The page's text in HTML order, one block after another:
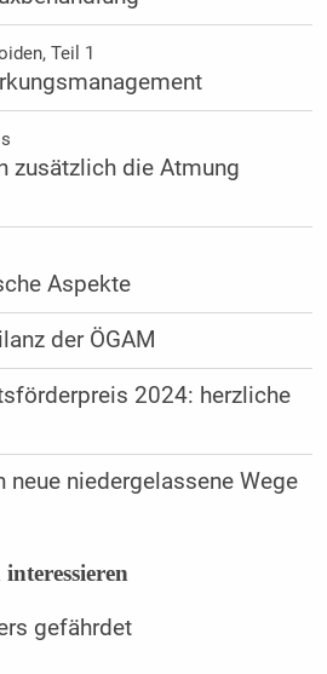
Teil 1
zusätzlich die Atmung
Aspekte
der ÖGAM
2024: herzliche
neue niedergelassene Wege
gefährdet